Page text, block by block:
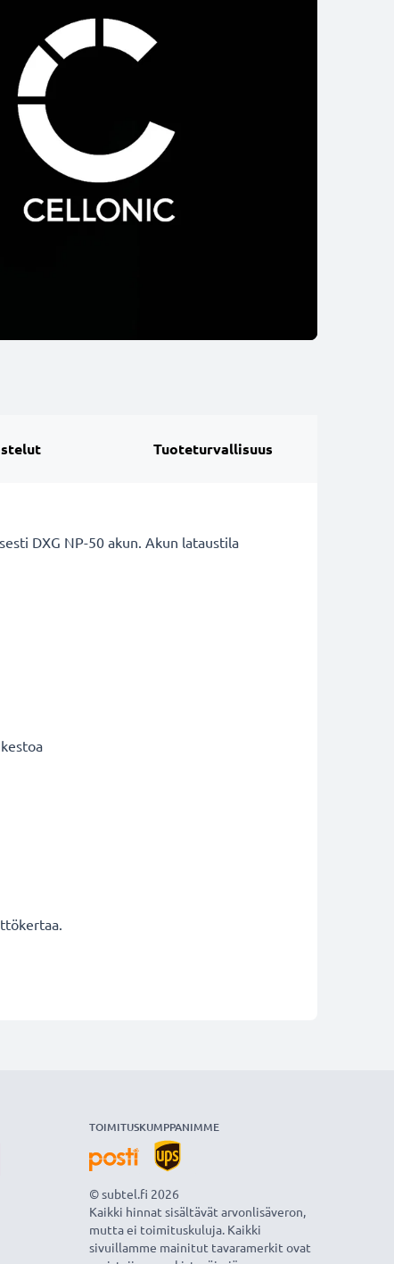
Tuoteturvallisuus
DXG NP-50 akun. Akun lataustila
TOIMITUSKUMPPANIMME
© subtel.fi 2026
Kaikki hinnat sisältävät arvonlisäveron,
mutta ei toimituskuluja. Kaikki
sivuillamme mainitut tavaramerkit ovat